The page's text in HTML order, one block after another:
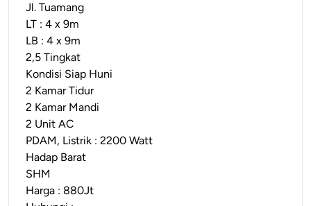
Jl. Tuamang
LT : 4 x 9m
LB : 4 x 9m
2,5 Tingkat
Kondisi Siap Huni
2 Kamar Tidur
2 Kamar Mandi
2 Unit AC
PDAM, Listrik : 2200 Watt
Hadap Barat
SHM
Harga : 880Jt